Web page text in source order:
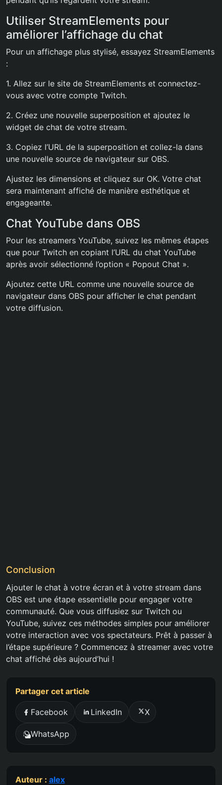
Utiliser StreamElements pour
améliorer l’affichage du chat
Pour un affichage plus stylisé, essayez StreamElements
:
1. Allez sur le site de StreamElements et connectez-
vous avec votre compte Twitch.
2. Créez une nouvelle superposition et ajoutez le
widget de chat de votre stream.
3. Copiez l’URL de la superposition et collez-la dans
une nouvelle source de navigateur sur OBS.
Ajustez les dimensions et cliquez sur OK. Votre chat
sera maintenant affiché de manière esthétique et
engageante.
Chat YouTube dans OBS
Pour les streamers YouTube, suivez les mêmes étapes
que pour Twitch en copiant l’URL du chat YouTube
après avoir sélectionné l’option « Popout Chat ».
Ajoutez cette URL comme une nouvelle source de
navigateur dans OBS pour afficher le chat pendant
votre diffusion.
Conclusion
Ajouter le chat à votre écran et à votre stream dans
OBS est une étape essentielle pour engager votre
communauté. Que vous diffusiez sur Twitch ou
YouTube, suivez ces méthodes simples pour améliorer
votre interaction avec vos spectateurs. Prêt à passer à
l’étape supérieure ? Commencez à streamer avec votre
chat affiché dès aujourd’hui !
Partager cet article
Facebook LinkedIn X
WhatsApp
Auteur : alex